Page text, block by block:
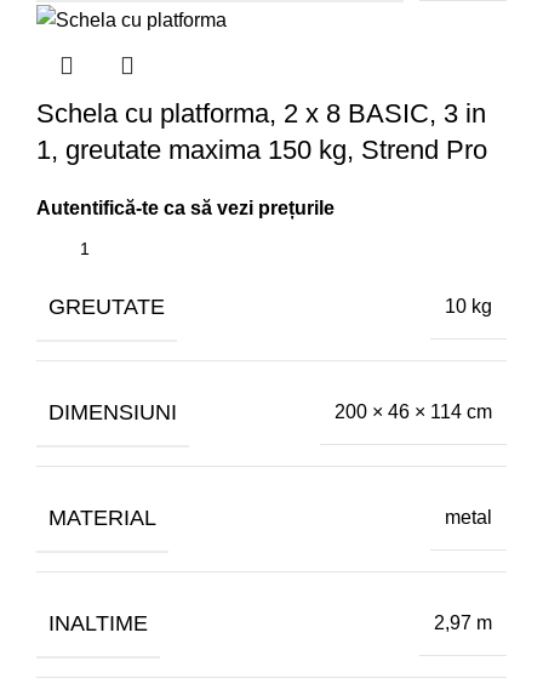
Schela cu platforma, 2 x 8 BASIC, 3 in
1, greutate maxima 150 kg, Strend Pro
GREUTATE 10 kg
DIMENSIUNI 200 × 46 × 114 cm
MATERIAL metal
INALTIME 2,97 m